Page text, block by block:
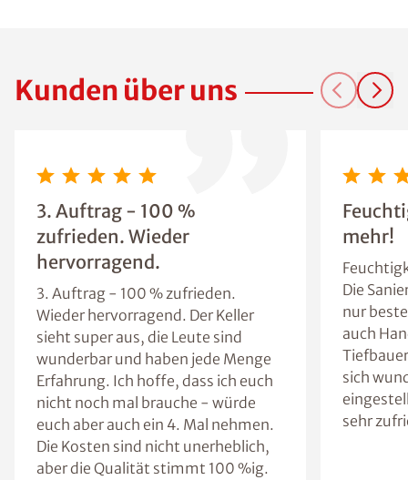
Kunden über uns
3. Auftrag - 100 %
zufrieden. Wieder
hervorragend.
3. Auftrag - 100 % zufrieden.
Wieder hervorragend. Der Keller
sieht super aus, die Leute sind
wunderbar und haben jede Menge
Erfahrung. Ich hoffe, dass ich euch
nicht noch mal brauche - würde
euch aber auch ein 4. Mal nehmen.
Die Kosten sind nicht unerheblich,
aber die Qualität stimmt 100 %ig.
mehr!
Die
nur
auch
sich
sehr